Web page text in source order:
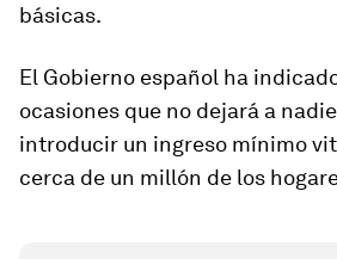
básicas.
El Gobierno español ha
ocasiones que no dejará a
introducir un ingreso mínimo
cerca de un millón de los